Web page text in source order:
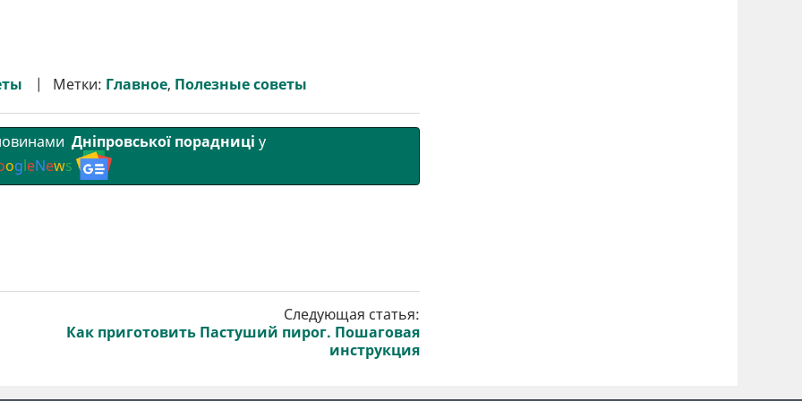
Метки: Главное, Полезные советы
Дніпровської порадниці у
ogleNews
Следующая статья:
Как приготовить Пастуший пирог. Пошаговая
инструкция